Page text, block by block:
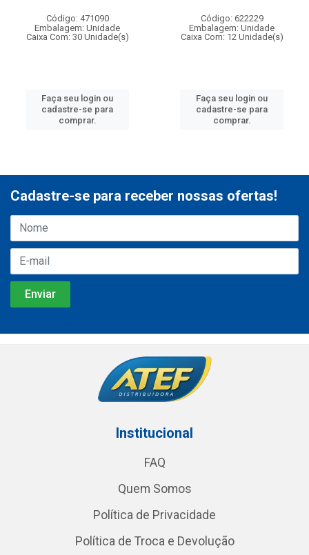
Código: 471090
Embalagem: Unidade
Caixa Com: 30 Unidade(s)
Faça seu login ou
cadastre-se para
comprar.
Código: 622229
Embalagem: Unidade
Caixa Com: 12 Unidade(s)
Faça seu login ou
cadastre-se para
comprar.
Cadastre-se para receber nossas ofertas!
Institucional
FAQ
Quem Somos
Política de Privacidade
Política de Troca e Devolução